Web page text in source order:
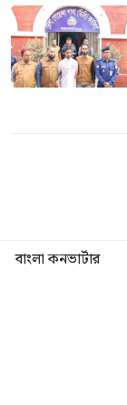
বাংলা কনভার্টার